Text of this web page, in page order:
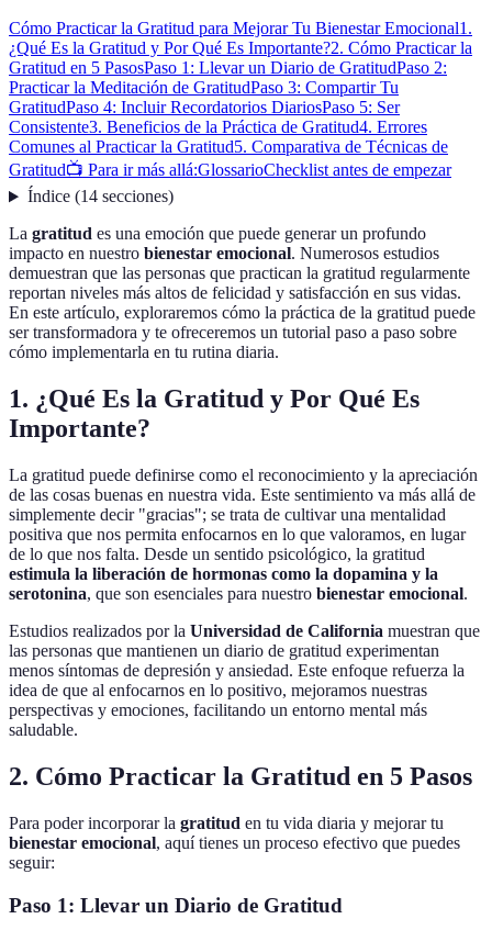
Cómo Practicar la Gratitud para Mejorar Tu Bienestar Emocional1.
¿Qué Es la Gratitud y Por Qué Es Importante?2. Cómo Practicar la
Gratitud en 5 PasosPaso 1: Llevar un Diario de GratitudPaso 2:
Practicar la Meditación de GratitudPaso 3: Compartir Tu
GratitudPaso 4: Incluir Recordatorios DiariosPaso 5: Ser
Consistente3. Beneficios de la Práctica de Gratitud4. Errores
Comunes al Practicar la Gratitud5. Comparativa de Técnicas de
Gratitud📺 Para ir más allá:GlossarioChecklist antes de empezar
Índice(14 secciones)
La gratitud es una emoción que puede generar un profundo
impacto en nuestro bienestar emocional. Numerosos estudios
demuestran que las personas que practican la gratitud regularmente
reportan niveles más altos de felicidad y satisfacción en sus vidas.
En este artículo, exploraremos cómo la práctica de la gratitud puede
ser transformadora y te ofreceremos un tutorial paso a paso sobre
cómo implementarla en tu rutina diaria.
1. ¿Qué Es la Gratitud y Por Qué Es
Importante?
La gratitud puede definirse como el reconocimiento y la apreciación
de las cosas buenas en nuestra vida. Este sentimiento va más allá de
simplemente decir "gracias"; se trata de cultivar una mentalidad
positiva que nos permita enfocarnos en lo que valoramos, en lugar
de lo que nos falta. Desde un sentido psicológico, la gratitud
estimula la liberación de hormonas como la dopamina y la
serotonina, que son esenciales para nuestro bienestar emocional.
Estudios realizados por la Universidad de California muestran que
las personas que mantienen un diario de gratitud experimentan
menos síntomas de depresión y ansiedad. Este enfoque refuerza la
idea de que al enfocarnos en lo positivo, mejoramos nuestras
perspectivas y emociones, facilitando un entorno mental más
saludable.
2. Cómo Practicar la Gratitud en 5 Pasos
Para poder incorporar la gratitud en tu vida diaria y mejorar tu
bienestar emocional, aquí tienes un proceso efectivo que puedes
seguir:
Paso 1: Llevar un Diario de Gratitud